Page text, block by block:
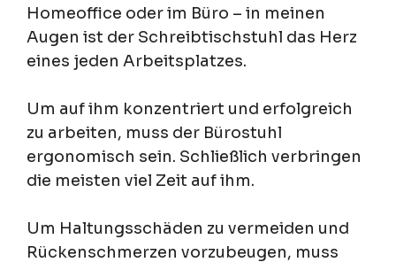
Homeoffice oder im Büro – in meinen
Augen ist der Schreibtischstuhl das Herz
eines jeden Arbeitsplatzes.
Um auf ihm konzentriert und erfolgreich
zu arbeiten, muss der Bürostuhl
ergonomisch sein. Schließlich verbringen
die meisten viel Zeit auf ihm.
Um Haltungsschäden zu vermeiden und
Rückenschmerzen vorzubeugen, muss